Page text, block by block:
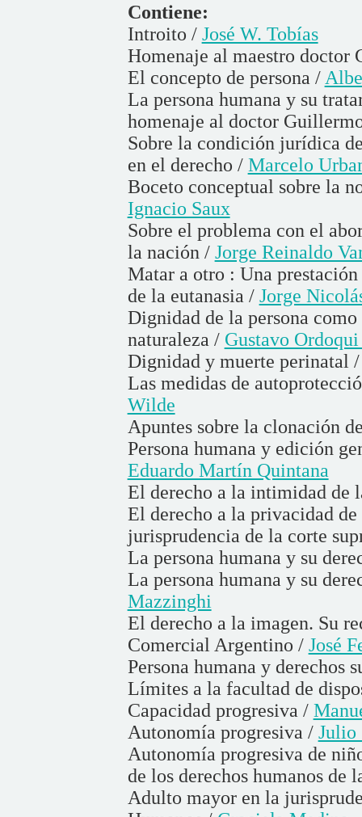
Contiene:
Introito / José W. Tobías
Homenaje al maestro
El concepto de persona /
La persona humana y su
homenaje al doctor
Sobre la condición jurídica
en el derecho / Marcelo
Boceto conceptual sobre la
Ignacio Saux
Sobre el problema con el
la nación / Jorge Reinaldo
Matar a otro : Una
de la eutanasia / Jorge
Dignidad de la persona
naturaleza / Gustavo
Dignidad y muerte perinatal
Las medidas de
Wilde
Apuntes sobre la clonación
Persona humana y edición
Eduardo Martín Quintana
El derecho a la intimidad de
El derecho a la privacidad
jurisprudencia de la corte
La persona humana y su
La persona humana y su
Mazzinghi
El derecho a la imagen. Su
Comercial Argentino / José
Persona humana y derechos
Límites a la facultad de
Capacidad progresiva /
Autonomía progresiva / Julio
Autonomía progresiva de
de los derechos humanos de
Adulto mayor en la